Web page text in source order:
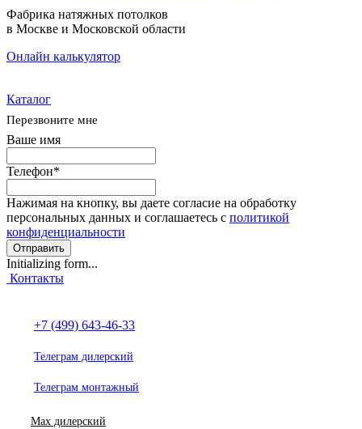
Фабрика натяжных потолков
в Москве и Московской области
Онлайн калькулятор
Каталог
Перезвоните мне
Ваше имя
Телефон*
Нажимая на кнопку, вы даете согласие на обработку
персональных данных и соглашаетесь с политикой
конфиденциальности
Отправить
Initializing form...
Контакты
+7 (499) 643-46-33
Телеграм дилерский
Телеграм монтажный
Max дилерский